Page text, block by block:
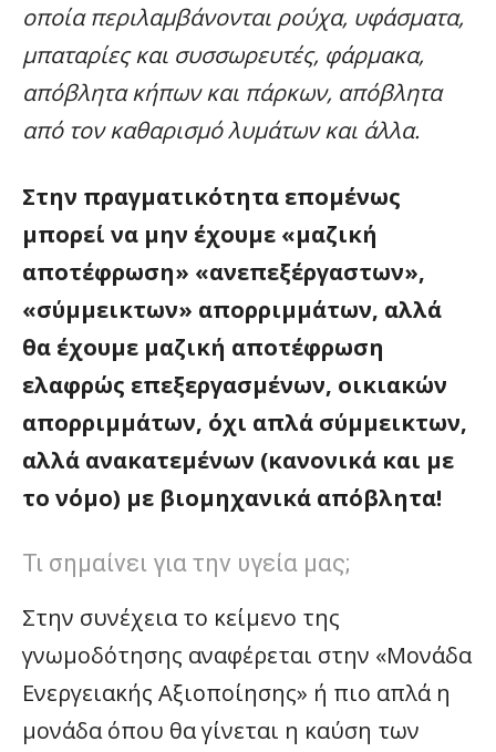
οποία περιλαμβάνονται ρούχα, υφάσματα,
μπαταρίες και συσσωρευτές, φάρμακα,
απόβλητα κήπων και πάρκων, απόβλητα
από τον καθαρισμό λυμάτων και άλλα.
Στην πραγματικότητα επομένως
μπορεί να μην έχουμε «μαζική
αποτέφρωση» «ανεπεξέργαστων»,
«σύμμεικτων» απορριμμάτων, αλλά
θα έχουμε μαζική αποτέφρωση
ελαφρώς επεξεργασμένων, οικιακών
απορριμμάτων, όχι απλά σύμμεικτων,
αλλά ανακατεμένων (κανονικά και με
το νόμο) με βιομηχανικά απόβλητα!
Τι σημαίνει για την υγεία μας;
Στην συνέχεια το κείμενο της
γνωμοδότησης αναφέρεται στην «Μονάδα
Ενεργειακής Αξιοποίησης» ή πιο απλά η
μονάδα όπου θα γίνεται η καύση των